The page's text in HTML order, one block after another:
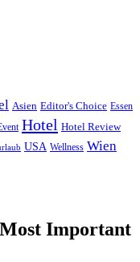
Asien Editor's Choice Essen
Hotel Hotel Review
USA Wellness Wien
Important